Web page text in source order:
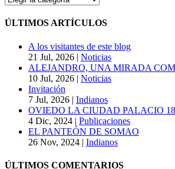
BLOG
ÚLTIMOS ARTÍCULOS
A los visitantes de este blog
21 Jul, 2026 | Noticias
ALEJANDRO, UNA MIRADA
10 Jul, 2026 | Noticias
Invitación
7 Jul, 2026 | Indianos
OVIEDO LA CIUDAD PALACIO
4 Dic, 2024 | Publicaciones
EL PANTEÓN DE SOMAO
26 Nov, 2024 | Indianos
ÚLTIMOS COMENTARIOS